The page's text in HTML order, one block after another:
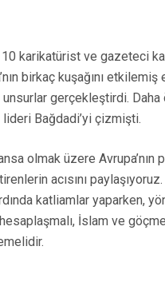
10 karikatürist ve gazeteci
birkaç kuşağını
gerçekleştirdi. Daha
Bağdadi’yi çizmişti.
olmak üzere
acısını
katliamlar yaparken,
İslam ve